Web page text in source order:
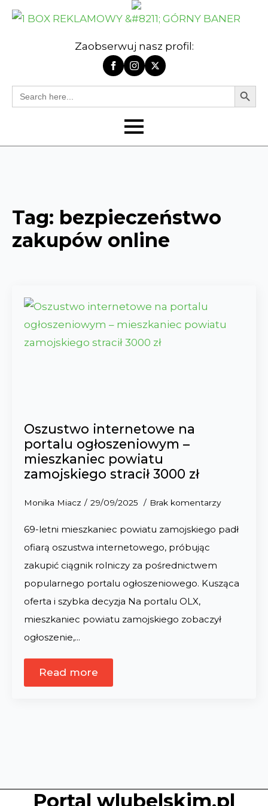
Zaobserwuj nasz profil:
Search
for:
Search
Tag: bezpieczeństwo
zakupów online
Oszustwo internetowe na
portalu ogłoszeniowym –
mieszkaniec powiatu
zamojskiego stracił 3000 zł
Monika Miacz 29/09/2025 Brak komentarzy
69-letni mieszkaniec powiatu zamojskiego padł
ofiarą oszustwa internetowego, próbując
zakupić ciągnik rolniczy za pośrednictwem
popularnego portalu ogłoszeniowego. Kusząca
oferta i szybka decyzja Na portalu OLX,
mieszkaniec powiatu zamojskiego zobaczył
ogłoszenie,…
Read more
Portal wlubelskim.pl